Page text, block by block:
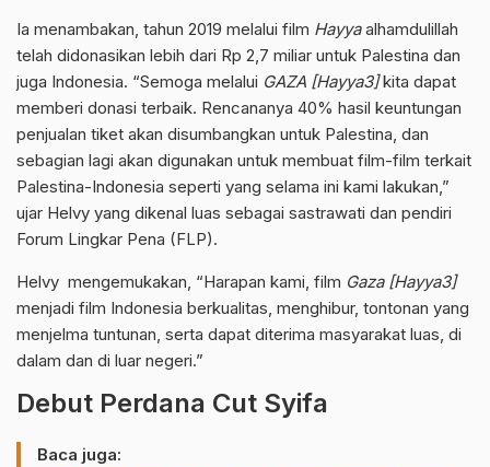
Ia menambakan, tahun 2019 melalui film Hayyaalhamdulillah
telah didonasikan lebih dari Rp 2,7 miliar untuk Palestina dan
juga Indonesia. “Semoga melalui GAZA [Hayya3]kita dapat
memberi donasi terbaik. Rencananya 40% hasil keuntungan
penjualan tiket akan disumbangkan untuk Palestina, dan
sebagian lagi akan digunakan untuk membuat film-film terkait
Palestina-Indonesia seperti yang selama ini kami lakukan,”
ujar Helvy yang dikenal luas sebagai sastrawati dan pendiri
Forum Lingkar Pena (FLP).
Helvy mengemukakan, “Harapan kami, film Gaza [Hayya3]
menjadi film Indonesia berkualitas, menghibur, tontonan yang
menjelma tuntunan, serta dapat diterima masyarakat luas, di
dalam dan di luar negeri.”
Debut Perdana Cut Syifa
Baca juga: